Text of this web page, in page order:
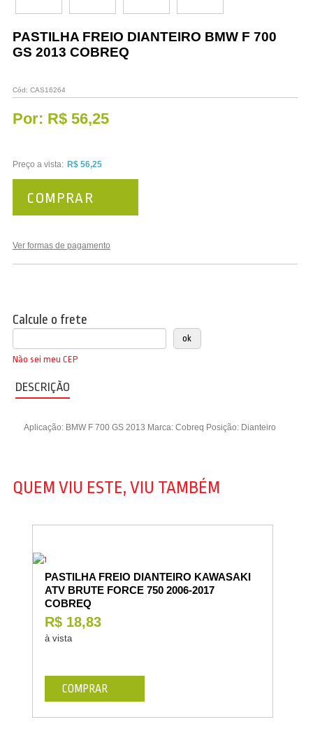
Promoções
PASTILHA FREIO DIANTEIRO BMW F 700
GS 2013 COBREQ
Cód: CAS16264
Por: R$ 56,25
Preço a vista: R$ 56,25
Ver formas de pagamento
COMPRAR
Calcule o frete
Não sei meu CEP
DESCRIÇÃO
Aplicação: BMW F 700 GS 2013 Marca: Cobreq Posição: Dianteiro
QUEM VIU ESTE, VIU TAMBÉM
PASTILHA FREIO DIANTEIRO KAWASAKI
ATV BRUTE FORCE 750 2006-2017
COBREQ
R$ 18,83
à vista
COMPRAR